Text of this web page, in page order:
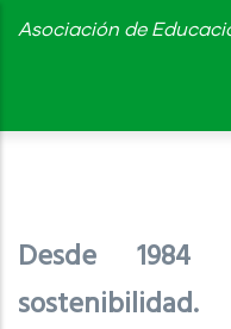
Skip
content
Asociación de
Desde
sostenibilidad.